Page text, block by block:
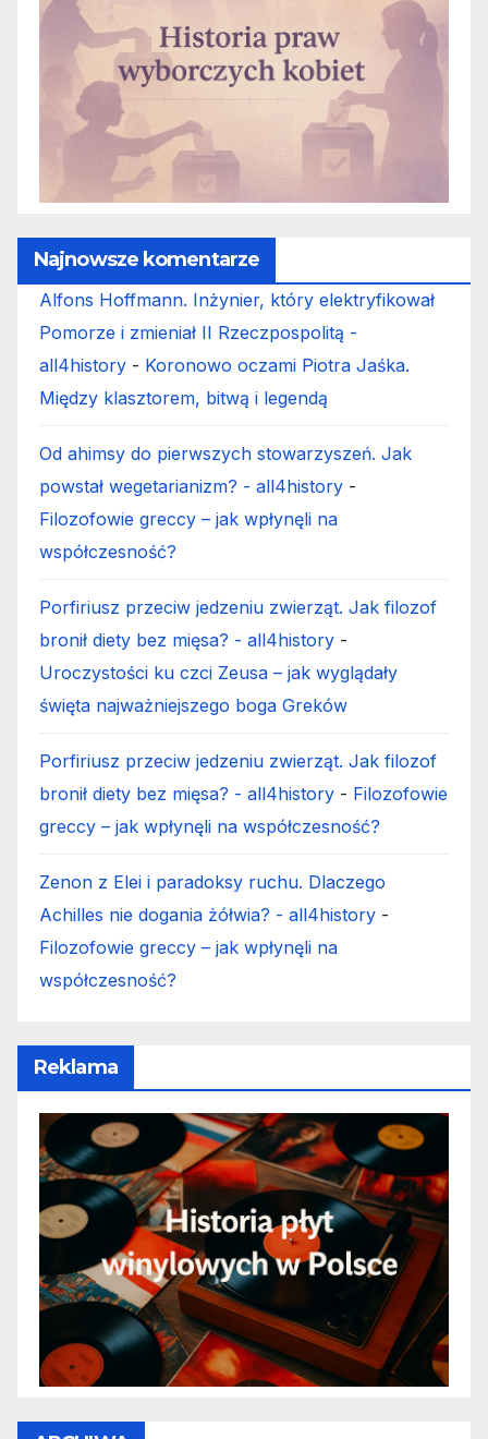
Najnowsze komentarze
Alfons Hoffmann. Inżynier, który elektryfikował
Pomorze i zmieniał II Rzeczpospolitą -
all4history - Koronowo oczami Piotra Jaśka.
Między klasztorem, bitwą i legendą
Od ahimsy do pierwszych stowarzyszeń. Jak
powstał wegetarianizm? - all4history -
Filozofowie greccy – jak wpłynęli na
współczesność?
Porfiriusz przeciw jedzeniu zwierząt. Jak filozof
bronił diety bez mięsa? - all4history -
Uroczystości ku czci Zeusa – jak wyglądały
święta najważniejszego boga Greków
Porfiriusz przeciw jedzeniu zwierząt. Jak filozof
bronił diety bez mięsa? - all4history - Filozofowie
greccy – jak wpłynęli na współczesność?
Zenon z Elei i paradoksy ruchu. Dlaczego
Achilles nie dogania żółwia? - all4history -
Filozofowie greccy – jak wpłynęli na
współczesność?
Reklama